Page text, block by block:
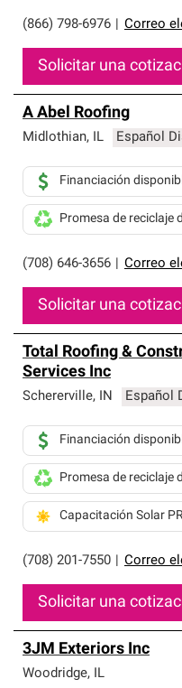
(866) 798-6976 Correo
Solicitar una
A Abel Roofing
Midlothian, IL Español
(708) 646-3656 Correo
Financiación
Promesa de reciclaje
Solicitar una
Total Roofing &
Services Inc
Schererville, IN Español
(708) 201-7550 Correo
Financiación
Promesa de reciclaje
Capacitación Solar
Solicitar una
3JM Exteriors Inc
Woodridge, IL